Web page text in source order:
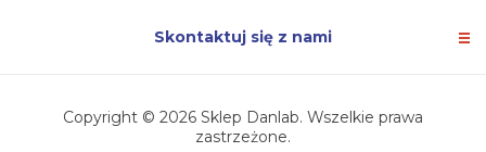
Skontaktuj się z nami
Copyright © 2026 Sklep Danlab. Wszelkie prawa
zastrzeżone.